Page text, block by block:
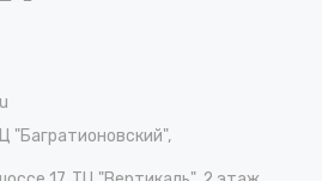
"Багратионовский",